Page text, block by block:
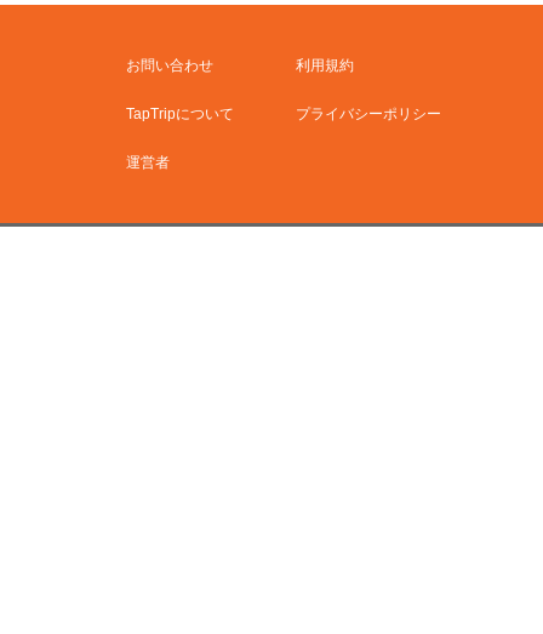
お問い合わせ 利用規約
TapTripについて プライバシーポリシー
運営者